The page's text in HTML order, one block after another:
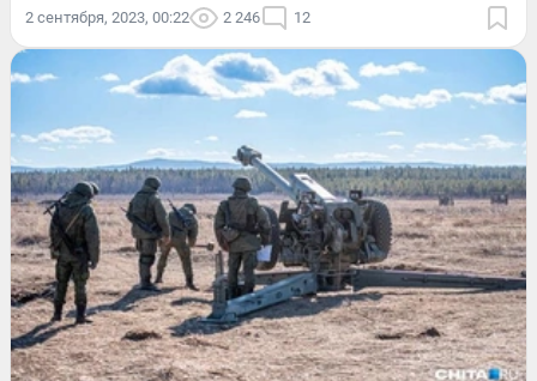
2 сентября, 2023, 00:22 2 246 12